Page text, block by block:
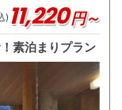
) 11,220円～
素泊まりプラン